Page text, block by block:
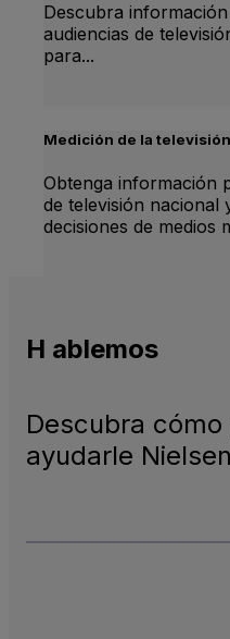
Descubra
audiencias de
para...
Medición de la
Obtenga información
de televisión nacional
decisiones de medios
H ablemos
Descubra cómo
ayudarle